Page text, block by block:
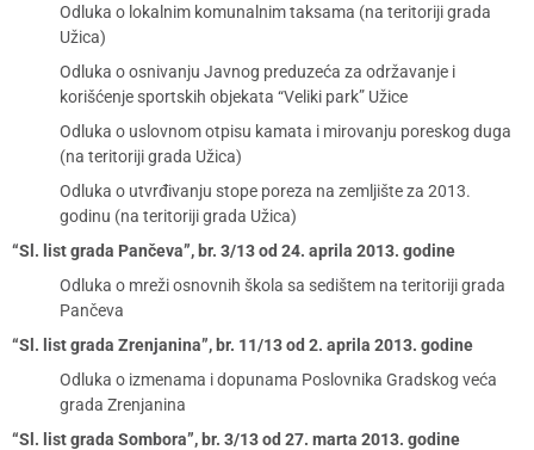
Odluka o lokalnim komunalnim taksama (na teritoriji grada
Užica)
Odluka o osnivanju Javnog preduzeća za održavanje i
korišćenje sportskih objekata “Veliki park” Užice
Odluka o uslovnom otpisu kamata i mirovanju poreskog duga
(na teritoriji grada Užica)
Odluka o utvrđivanju stope poreza na zemljište za 2013.
godinu (na teritoriji grada Užica)
“Sl. list grada Pančeva”, br. 3/13 od 24. aprila 2013. godine
Odluka o mreži osnovnih škola sa sedištem na teritoriji grada
Pančeva
“Sl. list grada Zrenjanina”, br. 11/13 od 2. aprila 2013. godine
Odluka o izmenama i dopunama Poslovnika Gradskog veća
grada Zrenjanina
“Sl. list grada Sombora”, br. 3/13 od 27. marta 2013. godine